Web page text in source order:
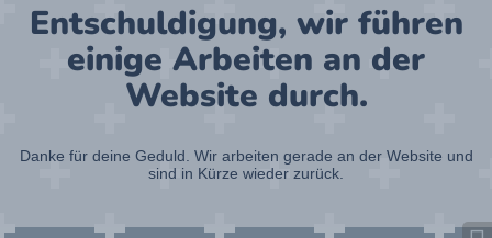
Entschuldigung, wir führen
einige Arbeiten an der
Website durch.
Danke für deine Geduld. Wir arbeiten gerade an der Website und
sind in Kürze wieder zurück.